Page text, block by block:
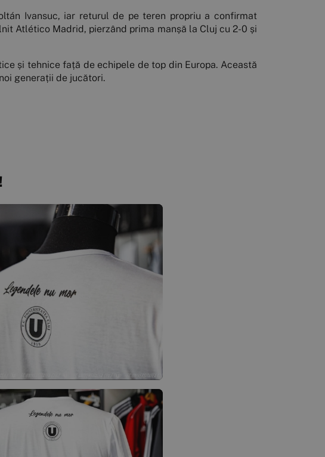
Ivansuc, iar returul de pe teren propriu a confirmat
Atlético Madrid, pierzând prima manșă la Cluj cu 2-0 și
și tehnice față de echipele de top din Europa. Această
generații de jucători.